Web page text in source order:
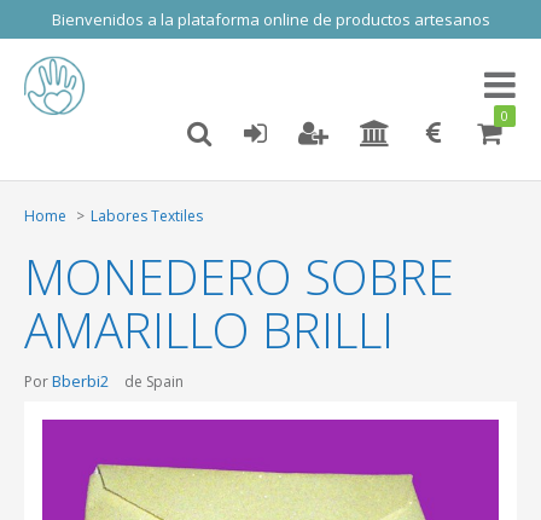
Bienvenidos a la plataforma online de productos artesanos
Toggle
0
Home Labores Textiles
MONEDERO SOBRE
AMARILLO BRILLI
PorBberbi2 de Spain